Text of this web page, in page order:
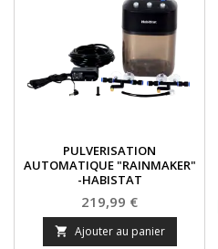
PULVERISATION
AUTOMATIQUE "RAINMAKER"
-HABISTAT
Prix
219,99 €
 Ajouter au panier